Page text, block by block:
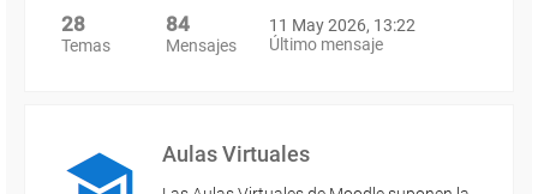
28
Temas
84
Mensajes
11 May 2026, 13:22
Último mensaje
Aulas Virtuales